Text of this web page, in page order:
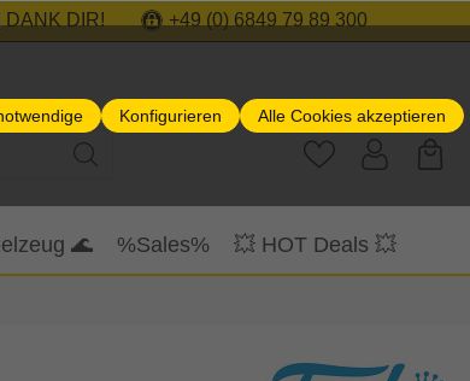
DANK DIR! +49 (0) 6849 79 89 300
🌊 %Sales% 💥 HOT Deals 💥
Konfigurieren Alle Cookies akzeptieren